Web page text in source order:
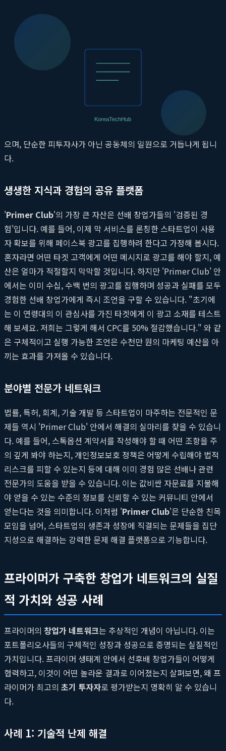
'프라이머 클럽(Primer Club)'의 작동 원
리: 지식 공유와 동반 성장
프라이머의 강력한 창업가 네트워크가 구체적으로 실현되는 공간
'입니다. 이곳은 프라이머의 투자를 받은
팀만이 입장할 수 있는, 신뢰를 기반으로 한 폐쇄적 커뮤니티입니
다. 아이디어만 있는 극초기 단계에서 프라이머의 선택을 받은 팀
들은 이 강력한 울타리 안에서 성장에 필요한 실질적인 도움을 받
으며, 단순한 피투자사가 아닌 공동체의 일원으로 거듭나게 됩니
다.
생생한 지식과 경험의 공유 플랫폼
'Primer Club'의 가장 큰 자산은 선배 창업가들의 '검증된 경
험'입니다. 예를 들어, 이제 막 서비스를 론칭한 스타트업이 사용
자 확보를 위해 페이스북 광고를 집행하려 한다고 가정해 봅시다.
혼자라면 어떤 타겟 고객에게 어떤 메시지로 광고를 해야 할지, 예
산은 얼마가 적절할지 막막할 것입니다. 하지만 'Primer Club' 안
에서는 이미 수십, 수백 번의 광고를 집행하며 성공과 실패를 모두
경험한 선배 창업가에게 즉시 조언을 구할 수 있습니다. "초기에
는 이 연령대의 이 관심사를 가진 타겟에게 이 광고 소재를 테스트
해 보세요. 저희는 그렇게 해서 CPC를 50% 절감했습니다." 와 같
은 구체적이고 실행 가능한 조언은 수천만 원의 마케팅 예산을 아
끼는 효과를 가져올 수 있습니다.
분야별 전문가 네트워크
법률, 특허, 회계, 기술 개발 등 스타트업이 마주하는 전문적인 문
제들 역시 'Primer Club' 안에서 해결의 실마리를 찾을 수 있습니
다. 예를 들어, 스톡옵션 계약서를 작성해야 할 때 어떤 조항을 주
의 깊게 봐야 하는지, 개인정보보호 정책은 어떻게 수립해야 법적
리스크를 피할 수 있는지 등에 대해 이미 경험 많은 선배나 관련
전문가의 도움을 받을 수 있습니다. 이는 값비싼 자문료를 지불해
야 얻을 수 있는 수준의 정보를 신뢰할 수 있는 커뮤니티 안에서
얻는다는 것을 의미합니다. 이처럼 'Primer Club'은 단순한 친목
모임을 넘어, 스타트업의 생존과 성장에 직결되는 문제들을 집단
지성으로 해결하는 강력한 문제 해결 플랫폼으로 기능합니다.
프라이머가 구축한 창업가 네트워크의 실질
적 가치와 성공 사례
프라이머의 창업가 네트워크는 추상적인 개념이 아닙니다. 이는
포트폴리오사들의 구체적인 성장과 성공으로 증명되는 실질적인
가치입니다. 프라이머 생태계 안에서 선후배 창업가들이 어떻게
협력하고, 이것이 어떤 놀라운 결과로 이어졌는지 살펴보면, 왜 프
라이머가 최고의 초기 투자자로 평가받는지 명확히 알 수 있습니
다.
사례 1: 기술적 난제 해결